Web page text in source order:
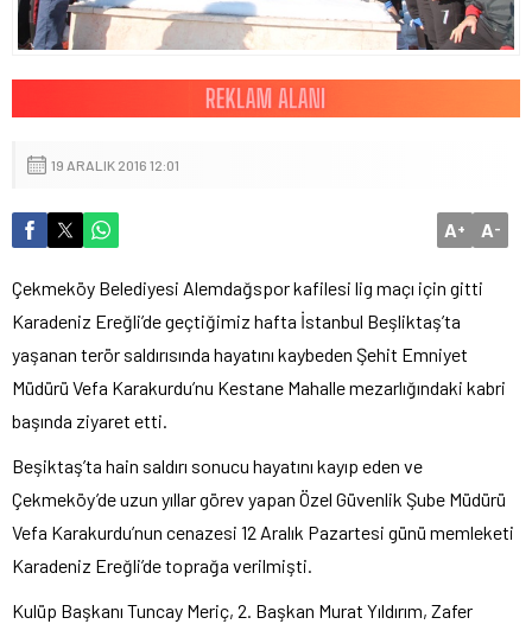
19 ARALIK 2016 12:01
A+ A-
Çekmeköy Belediyesi Alemdağspor kafilesi lig maçı için gitti
Karadeniz Ereğli’de geçtiğimiz hafta İstanbul Beşliktaş’ta
yaşanan terör saldırısında hayatını kaybeden Şehit Emniyet
Müdürü Vefa Karakurdu’nu Kestane Mahalle mezarlığındaki kabri
başında ziyaret etti.
Beşiktaş’ta hain saldırı sonucu hayatını kayıp eden ve
Çekmeköy’de uzun yıllar görev yapan Özel Güvenlik Şube Müdürü
Vefa Karakurdu’nun cenazesi 12 Aralık Pazartesi günü memleketi
Karadeniz Ereğli’de toprağa verilmişti.
Kulüp Başkanı Tuncay Meriç, 2. Başkan Murat Yıldırım, Zafer